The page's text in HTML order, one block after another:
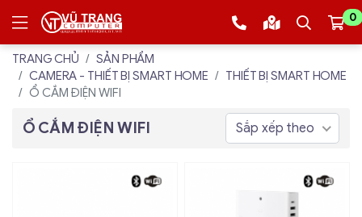
0
TRANG CHỦ
SẢN PHẨM
CAMERA - THIẾT BỊ SMART HOME
THIẾT BỊ SMART HOME
Ổ CẮM ĐIỆN WIFI
Ổ CẮM ĐIỆN WIFI Sắp xếp theo